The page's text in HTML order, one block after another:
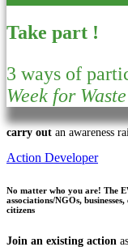
Take part !
3 ways of
Week for
carry out an awareness
Action Developer
No matter who you are! The
associations/NGOs,
citizens
Join an existing action